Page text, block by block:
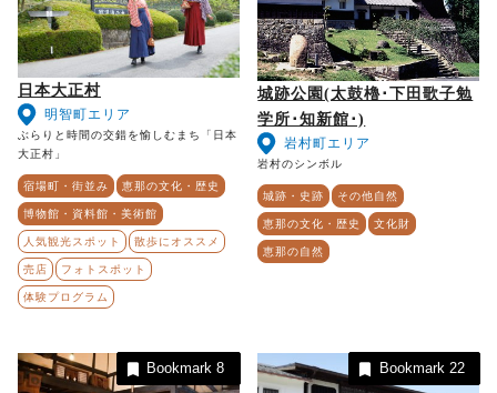
日本大正村
明智町エリア
ぶらりと時間の交錯を愉しむまち「日本
大正村」
宿場町・街並み 恵那の文化・歴史
博物館・資料館・美術館
人気観光スポット 散歩にオススメ
売店 フォトスポット
体験プログラム
城跡公園(太鼓櫓･下田歌子勉
学所･知新館･)
岩村町エリア
岩村のシンボル
城跡・史跡 その他自然
恵那の文化・歴史 文化財
恵那の自然
Bookmark8 Bookmark 22